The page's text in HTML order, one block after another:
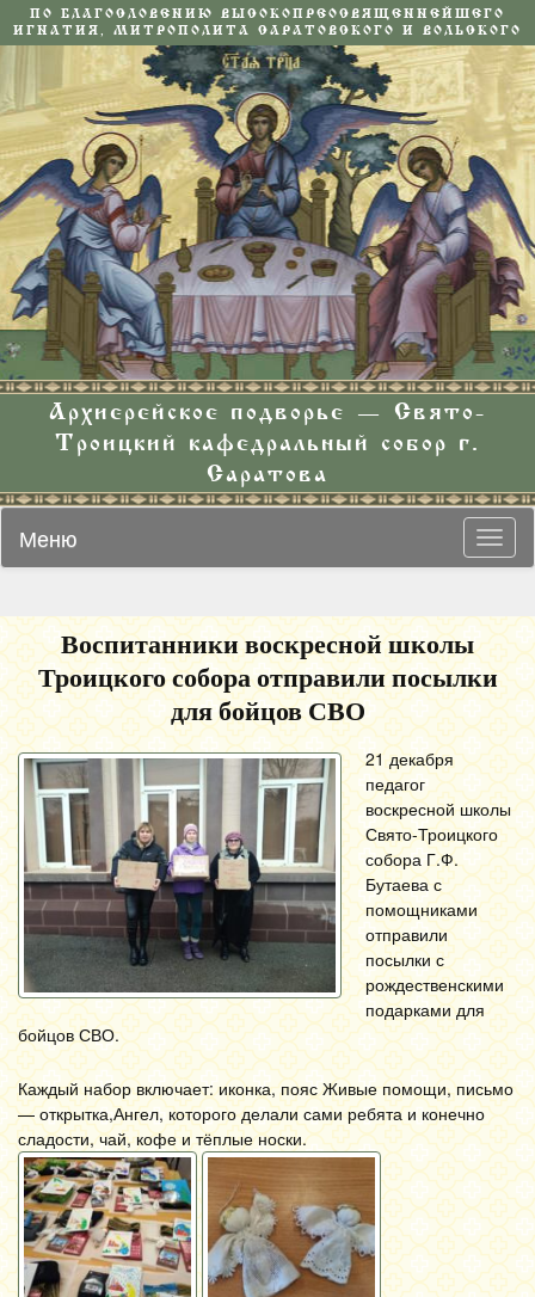
ПО БЛАГОСЛОВЕНИЮ ВЫСОКОПРЕОСВЯЩЕННЕЙШЕГО
ИГНАТИЯ, МИТРОПОЛИТА САРАТОВСКОГО И ВОЛЬСКОГО
Архиерейское подворье — Свято-
Троицкий кафедральный собор г.
Саратова
Меню
Воспитанники воскресной школы
Троицкого собора отправили посылки
для бойцов СВО
21 декабря
педагог
воскресной школы
Свято-Троицкого
собора Г.Ф.
Бутаева с
помощниками
отправили
посылки с
рождественскими
подарками для
бойцов СВО.
Каждый набор включает: иконка, пояс Живые помощи, письмо
— открытка,Ангел, которого делали сами ребята и конечно
сладости, чай, кофе и тёплые носки.